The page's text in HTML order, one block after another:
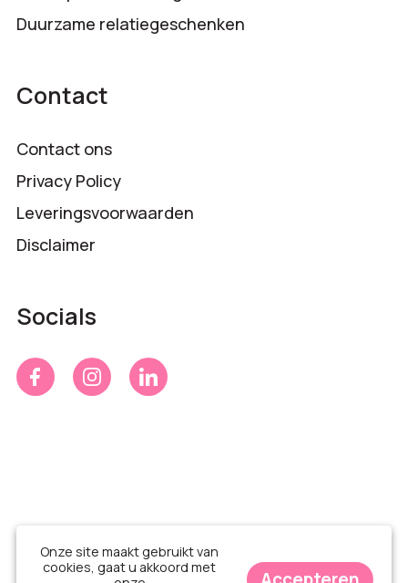
Duurzame relatiegeschenken
Contact
Contact ons
Privacy Policy
Leveringsvoorwaarden
Disclaimer
Socials
Onze site maakt gebruikt van
cookies, gaat u akkoord met